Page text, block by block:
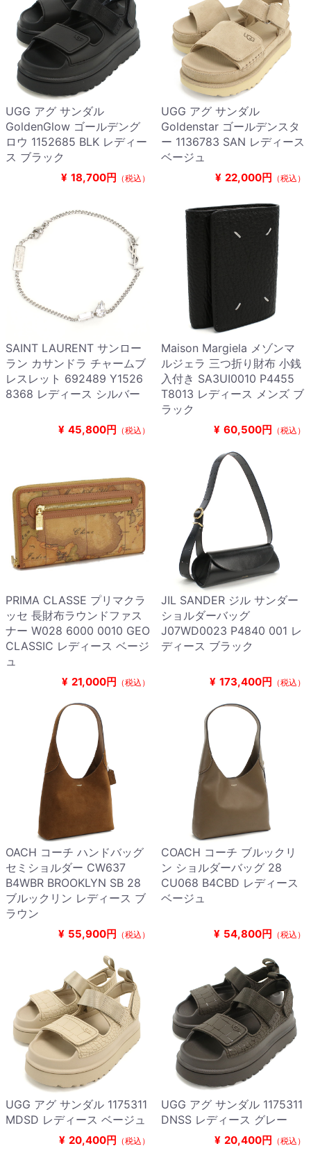
UGG アグ サンダル
GoldenGlow ゴールデング
ロウ 1152685 BLK レディー
ス ブラック
¥ 18,700円 （税込）
UGG アグ サンダル
Goldenstar ゴールデンスタ
ー 1136783 SAN レディース
ベージュ
¥ 22,000円 （税込）
SAINT LAURENT サンロー
ラン カサンドラ チャームブ
レスレット 692489 Y1526
8368 レディース シルバー
¥ 45,800円 （税込）
Maison Margiela メゾンマ
ルジェラ 三つ折り財布 小銭
入付き SA3UI0010 P4455
T8013 レディース メンズ ブ
ラック
¥ 60,500円 （税込）
PRIMA CLASSE プリマクラ
ッセ 長財布ラウンドファス
ナー W028 6000 0010 GEO
CLASSIC レディース ベージ
ュ
¥ 21,000円 （税込）
JIL SANDER ジル サンダー
ショルダーバッグ
J07WD0023 P4840 001 レ
ディース ブラック
¥ 173,400円 （税込）
OACH コーチ ハンドバッグ
セミショルダー CW637
B4WBR BROOKLYN SB 28
ブルックリン レディース ブ
ラウン
¥ 55,900円 （税込）
COACH コーチ ブルックリ
ン ショルダーバッグ 28
CU068 B4CBD レディース
ベージュ
¥ 54,800円 （税込）
UGG アグ サンダル 1175311
MDSD レディース ベージュ
¥ 20,400円 （税込）
UGG アグ サンダル 1175311
DNSS レディース グレー
¥ 20,400円 （税込）